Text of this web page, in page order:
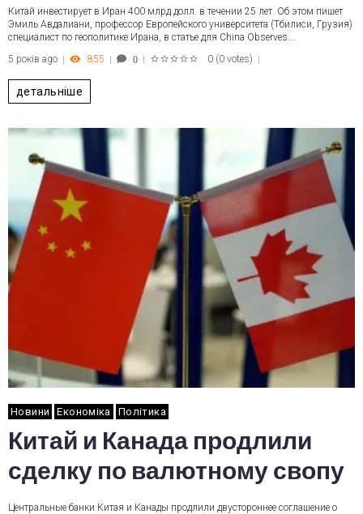
Китай инвестирует в Иран 400 млрд долл. в течении 25 лет. Об этом пишет
Эмиль Авдалиани, профессор Европейского университета (Тбилиси, Грузия)
специалист по геополитике Ирана, в статье для China Observes.…
5 років ago
855 0 0 (0 votes)
детальніше
Новини Економіка Політика
Китай и Канада продлили
сделку по валютному свопу
Центральные банки Китая и Канады продлили двустороннее соглашение о